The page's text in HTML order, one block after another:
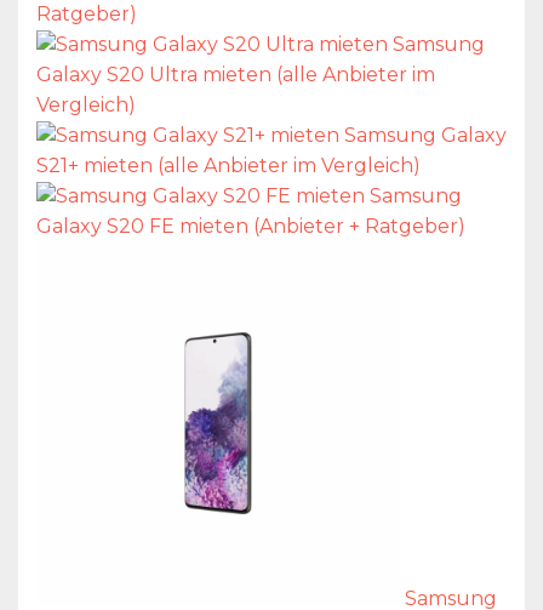
Ratgeber)
Samsung
Galaxy S20 Ultra mieten (alle Anbieter im
Vergleich)
Samsung Galaxy
S21+ mieten (alle Anbieter im Vergleich)
Samsung
Galaxy S20 FE mieten (Anbieter + Ratgeber)
Samsung